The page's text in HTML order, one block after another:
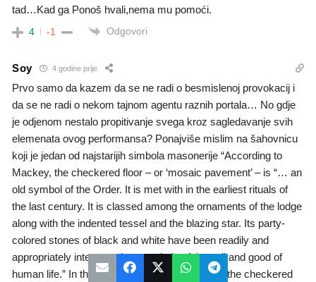
tad…Kad ga Ponoš hvali,nema mu pomoći.
4 -1 Odgovori
Soy 4 godine prije
Prvo samo da kazem da se ne radi o besmislenoj provokacij i
da se ne radi o nekom tajnom agentu raznih portala… No gdje
je odjenom nestalo propitivanje svega kroz sagledavanje svih
elemenata ovog performansa? Ponajviše mislim na šahovnicu
koji je jedan od najstarijih simbola masonerije “According to
Mackey, the checkered floor – or ‘mosaic pavement’ – is “… an
old symbol of the Order. It is met with in the earliest rituals of
the last century. It is classed among the ornaments of the lodge
along with the indented tessel and the blazing star. Its party-
colored stones of black and white have been readily and
appropriately interpreted as symbols of the evil and good of
human life.” In the first degree of Freemasonry the checkered